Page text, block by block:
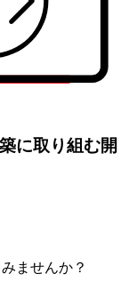
に取り組む開
ませんか？